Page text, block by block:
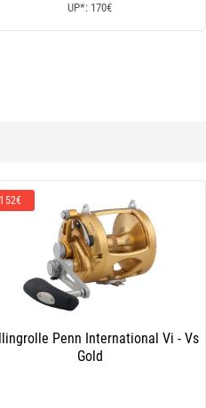
UP*: 170€
Penn International Vi - Vs
Gold